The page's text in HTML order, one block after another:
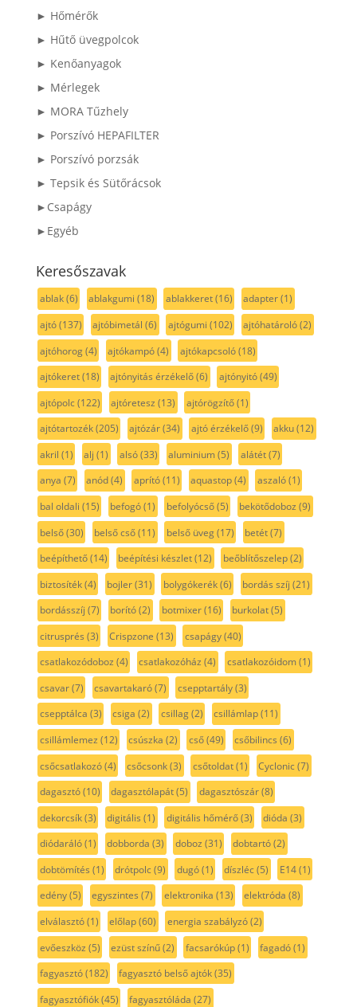
► Hőmérők
► Hűtő üvegpolcok
► Kenőanyagok
► Mérlegek
► MORA Tűzhely
► Porszívó HEPAFILTER
► Porszívó porzsák
► Tepsik és Sütőrácsok
►Csapágy
►Egyéb
Keresőszavak
ablak(6) ablakgumi (18) ablakkeret(16) adapter(1)
ajtó(137) ajtóbimetál (6) ajtógumi (102) ajtóhatároló(2)
ajtóhorog(4) ajtókampó(4) ajtókapcsoló(18)
ajtókeret(18) ajtónyitás érzékelő(6) ajtónyitó(49)
ajtópolc(122) ajtóretesz (13) ajtórögzítő(1)
ajtótartozék(205) ajtózár(34) ajtó érzékelő(9) akku(12)
akril (1) alj (1) alsó(33) aluminium(5) alátét(7)
anya (7) anód(4) aprító(11) aquastop(4) aszaló(1)
bal oldali (15) befogó(1) befolyócső(5) bekötődoboz (9)
belső(30) belső cső(11) belső üveg(17) betét(7)
beépíthető(14) beépítési készlet(12) beőblítőszelep(2)
biztosíték(4) bojler(31) bolygókerék(6) bordás szíj (21)
bordásszíj (7) borító(2) botmixer(16) burkolat(5)
citrusprés (3) Crispzone (13) csapágy(40)
csatlakozódoboz (4) csatlakozóház (4) csatlakozóidom(1)
csavar(7) csavartakaró(7) csepptartály(3)
csepptálca (3) csiga (2) csillag(2) csillámlap(11)
csillámlemez (12) csúszka (2) cső(49) csőbilincs (6)
csőcsatlakozó(4) csőcsonk(3) csőtoldat(1) Cyclonic(7)
dagasztó(10) dagasztólapát(5) dagasztószár(8)
dekorcsík(3) digitális (1) digitális hőmérő(3) dióda (3)
diódaráló(1) dobborda (3) doboz (31) dobtartó(2)
dobtömítés (1) drótpolc(9) dugó(1) díszléc(5) E14(1)
edény(5) egyszintes (7) elektronika (13) elektróda (8)
elválasztó(1) előlap(60) energia szabályzó(2)
evőeszköz (5) ezüst színű(2) facsarókúp(1) fagadó(1)
fagyasztó(182) fagyasztó belső ajtók(35)
fagyasztófiók(45) fagyasztóláda (27)